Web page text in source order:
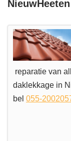
NieuwHeeten
reparatie van
daklekkage in
bel 055-